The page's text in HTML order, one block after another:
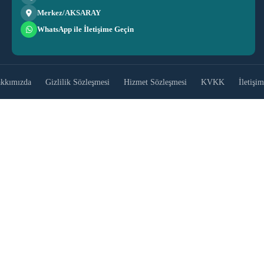
Merkez/AKSARAY
WhatsApp ile İletişime Geçin
Gizlilik Sözleşmesi Hizmet Sözleşmesi KVKK İletişim